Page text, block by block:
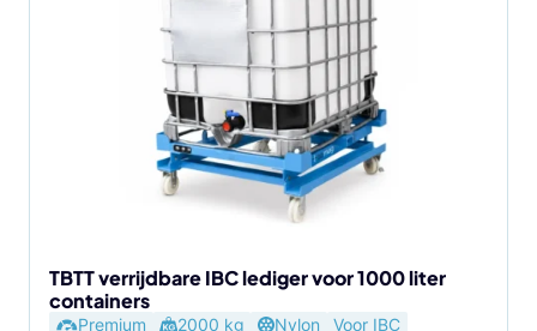
TBTT verrijdbare IBC lediger voor 1000 liter
containers
Premium 2000 kg Nylon
Voor IBC